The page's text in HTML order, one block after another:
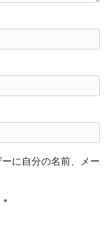
に自分の名前、メー
*